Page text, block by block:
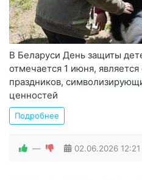
В Беларуси День защиты
отмечается 1 июня,
праздников,
ценностей
Подробнее
— 02.06.2026 12:21